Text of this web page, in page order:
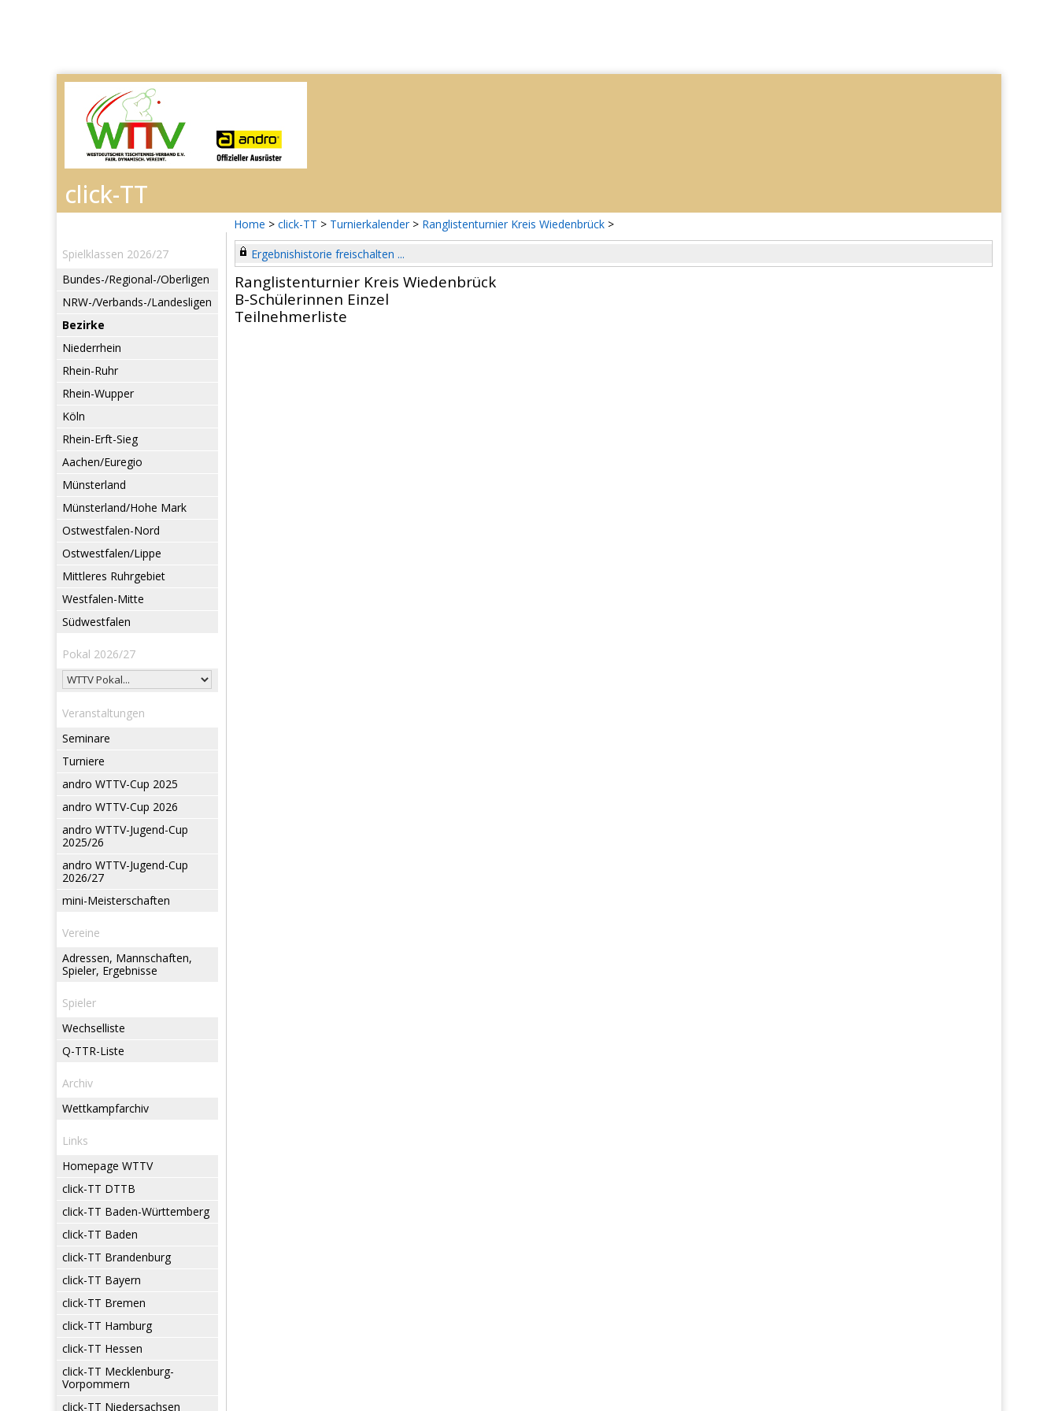
Home > click-TT > Turnierkalender > Ranglistenturnier Kreis Wiedenbrück >
Spielklassen 2026/27
Bundes-/Regional-/Oberligen
NRW-/Verbands-/Landesligen
Bezirke
Niederrhein
Rhein-Ruhr
Rhein-Wupper
Köln
Rhein-Erft-Sieg
Aachen/Euregio
Münsterland
Münsterland/Hohe Mark
Ostwestfalen-Nord
Ostwestfalen/Lippe
Mittleres Ruhrgebiet
Westfalen-Mitte
Südwestfalen
Pokal 2026/27
Veranstaltungen
Seminare
Turniere
andro WTTV-Cup 2025
andro WTTV-Cup 2026
andro WTTV-Jugend-Cup
2025/26
andro WTTV-Jugend-Cup
2026/27
mini-Meisterschaften
Vereine
Adressen, Mannschaften,
Spieler, Ergebnisse
Spieler
Wechselliste
Q-TTR-Liste
Archiv
Wettkampfarchiv
Links
Homepage WTTV
click-TT DTTB
click-TT Baden-Württemberg
click-TT Baden
click-TT Brandenburg
click-TT Bayern
click-TT Bremen
click-TT Hamburg
click-TT Hessen
click-TT Mecklenburg-
Vorpommern
click-TT Niedersachsen
Ergebnishistorie freischalten ...
Ranglistenturnier Kreis Wiedenbrück
B-Schülerinnen Einzel
Teilnehmerliste